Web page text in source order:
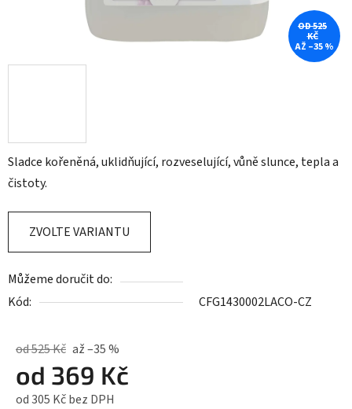
Sladce kořeněná, uklidňující, rozveselující, vůně slunce, tepla a
čistoty.
ZVOLTE VARIANTU
Můžeme doručit do:
Kód:
CFG1430002LACO-CZ
od 525 Kč až –35 %
od 369 Kč
od305 Kčbez DPH
OD 525
KČ
AŽ –35 %